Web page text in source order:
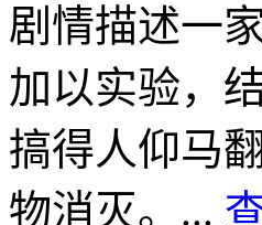
剧情描述一
加以实验，
搞得人仰马
物消灭。...